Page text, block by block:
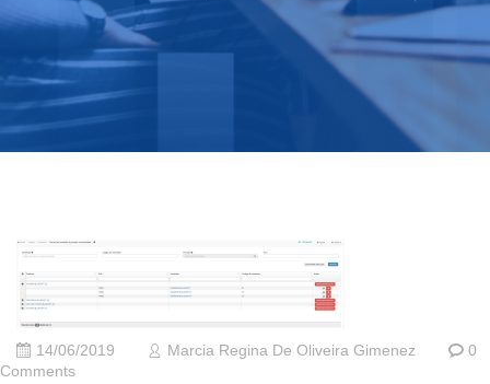
14/06/2019 Marcia Regina De Oliveira Gimenez
0
Comments